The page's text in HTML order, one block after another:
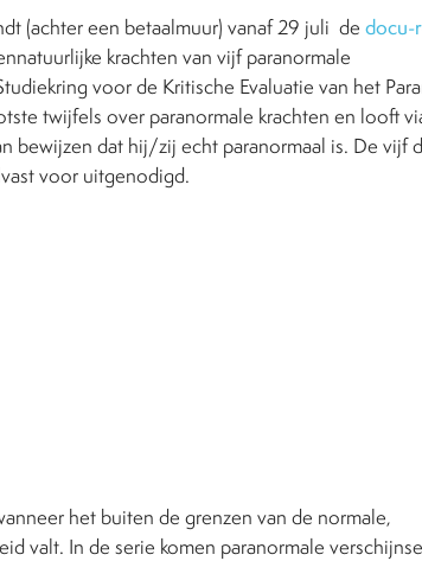
(achter een betaalmuur) vanaf 29 juli de docu-
krachten van vijf paranormale
voor de Kritische Evaluatie van het
twijfels over paranormale krachten en looft
bewijzen dat hij/zij echt paranormaal is. De vijf
voor uitgenodigd.
het buiten de grenzen van de normale,
valt. In de serie komen paranormale